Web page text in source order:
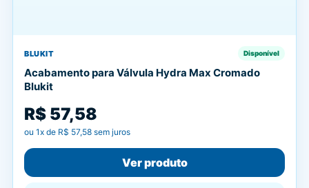
BLUKIT Disponível
Acabamento para Válvula Hydra Max Cromado
Blukit
R$ 57,58
ou 1x de R$ 57,58 sem juros
Ver produto